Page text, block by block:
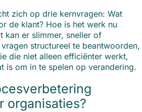
zich op drie kernvragen: Wat
de klant? Hoe is het werk nu
kan er slimmer, sneller of
structureel te beantwoorden,
die niet alleen efficiënter werkt,
is om in te spelen op verandering.
organisaties?